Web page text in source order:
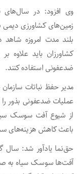
وی افزود: در
زمین‌های کشاورزی دیمی
بلند مدت امروزه
کشاورزان باید علاوه
ضدعفونی استفاده کنند.
مدیر حفظ نباتات
عملیات ضدعفونی بذور
از شیوع آفت سوسک
باعث کاهش هزینه‌های
حق‌نما یادآور شد: سال
آفت‌ها سوسک سیاه به